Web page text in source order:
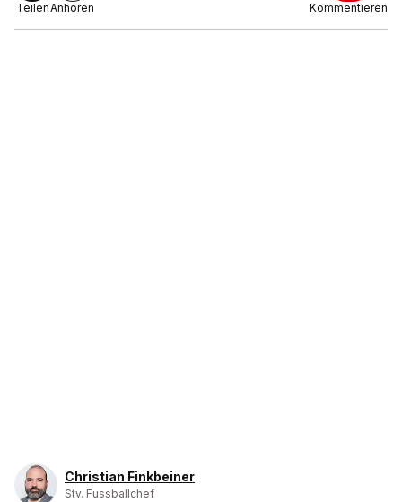
TeilenAnhören Kommentieren
Christian Finkbeiner
Stv. Fussballchef